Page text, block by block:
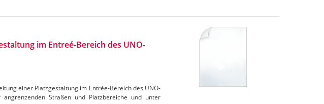
im Entreé-Bereich des UNO-
einer Platzgestaltung im Entrée-Bereich des UNO-
Straßen und Platzbereiche und unter